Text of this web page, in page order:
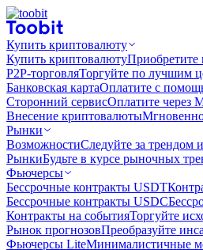
Купить криптовалюту
Купить криптовалютуПриобретите
P2P-торговляТоргуйте по лучшим
Банковская картаОплатите с
Сторонний сервисОплатите через
Внесение криптовалюты
Рынки
ВозможностиСледуйте за трендом
РынкиБудьте в курсе рыночных
Фьючерсы
Бессрочные контракты USDT
Бессрочные контракты USDC
Контракты на событияТоргуйте
Рынок прогнозовПреобразуйте
Фьючерсы LiteМинималистичные